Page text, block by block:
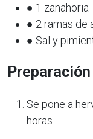
● 1 zanahoria
● 2 ramas de
● Sal y
Preparación
Se pone a
horas.